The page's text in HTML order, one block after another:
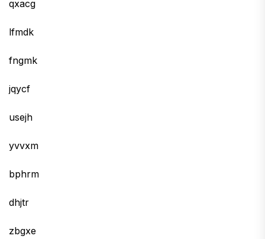
qxacg
lfmdk
fngmk
jqycf
usejh
yvvxm
bphrm
dhjtr
zbgxe